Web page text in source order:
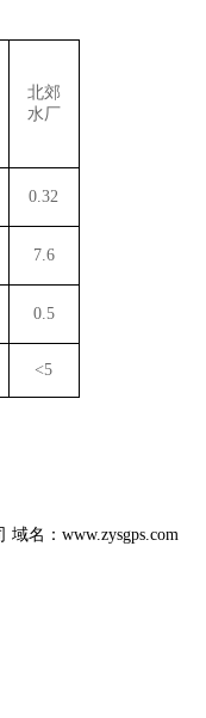
北郊
水厂
0.32
7.6
0.5
<5
名：www.zysgps.com